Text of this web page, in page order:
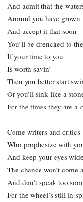
And admit that the
Around you have grown
And accept it that soon
You’ll be drenched to
If your time to you
Is worth savin’
Then you better start
Or you’ll sink like a
For the times they are a-
Come writers and critics
Who prophesize with
And keep your eyes wide
The chance won’t come
And don’t speak too
For the wheel’s still in